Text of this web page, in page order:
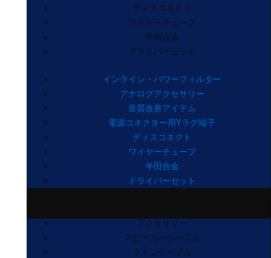
ディスコネクト
ワイヤーチューブ
半田合金
ドライバーセット
インライン・パワーフィルター
アナログアクセサリー
音質改善アイテム
電源コネクター用Yラグ端子
ディスコネクト
ワイヤーチューブ
半田合金
ドライバーセット
アクセサリー
スピーカーケーブル
ラインケーブル